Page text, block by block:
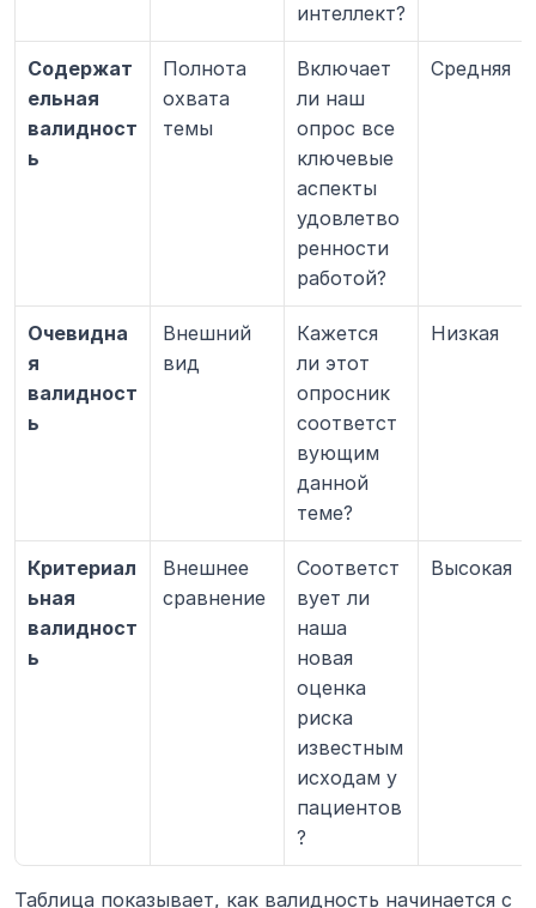
интеллект?
Содержат
ельная
валидност
ь
Полнота
охвата
темы
Включает
ли наш
опрос все
ключевые
аспекты
удовлетво
ренности
работой?
Средняя
Очевидна
я
валидност
ь
Внешний
вид
Кажется
ли этот
опросник
соответст
вующим
данной
теме?
Низкая
Критериал
ьная
валидност
ь
Внешнее
сравнение
Соответст
вует ли
наша
новая
оценка
риска
известным
исходам у
пациентов
?
Высокая
Таблица показывает, как валидность начинается с